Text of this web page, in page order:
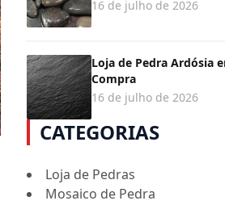
16 de julho de 2026
Loja de Pedra Ardósia
Compra
16 de julho de 2026
CATEGORIAS
Loja de Pedras
Mosaico de Pedra